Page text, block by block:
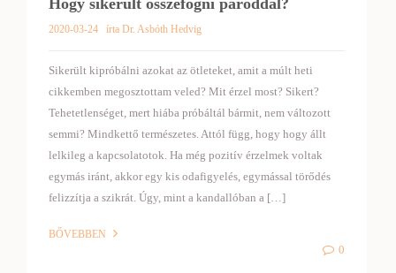
Hogy sikerült összefogni pároddal?
2020-03-24 írta Dr. Asbóth Hedvig
Sikerült kipróbálni azokat az ötleteket, amit a múlt heti
cikkemben megosztottam veled? Mit érzel most? Sikert?
Tehetetlenséget, mert hiába próbáltál bármit, nem változott
semmi? Mindkettő természetes. Attól függ, hogy hogy állt
lelkileg a kapcsolatotok. Ha még pozitív érzelmek voltak
egymás iránt, akkor egy kis odafigyelés, egymással törődés
felizzítja a szikrát. Úgy, mint a kandallóban a […]
BŐVEBBEN
0